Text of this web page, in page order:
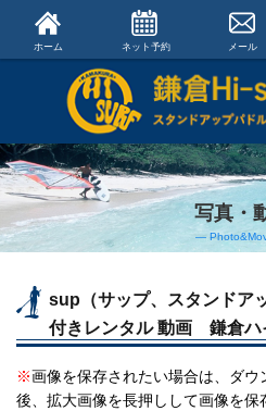
ホーム ネット予約 メール
写真・
―
sup（サップ、スタンドア
付きレンタル 動画 鎌倉ハ
※画像を保存されたい場合は、ダ
後、拡大画像を長押しして画像を保